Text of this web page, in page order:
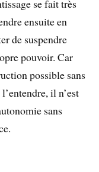
se fait très
ensuite en
de suspendre
pouvoir. Car
possible sans
il n’est
sans